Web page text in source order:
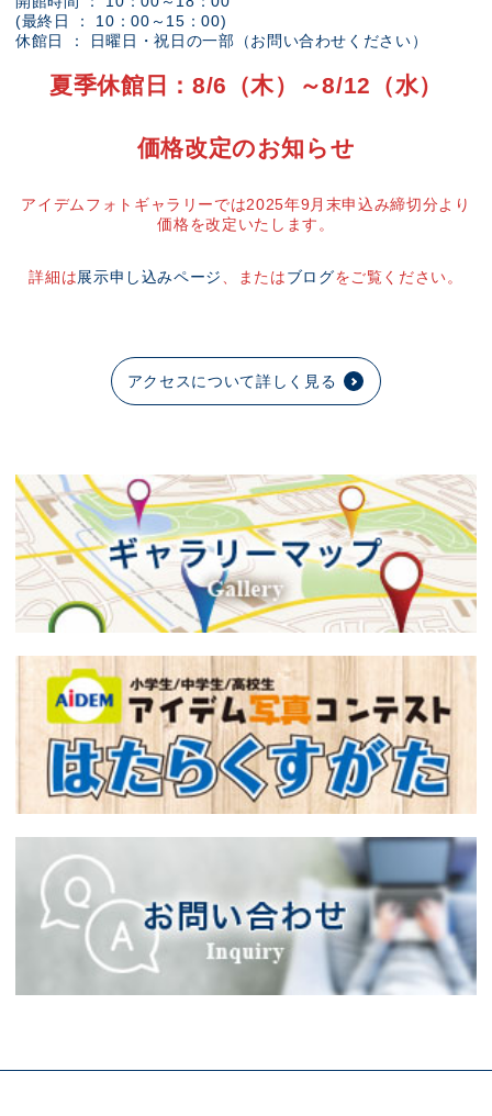
(最終日 ： 10：00～15：00)
休館日 ： 日曜日・祝日の一部（お問い合わせください）
夏季休館日：8/6（木）～8/12（水）
価格改定のお知らせ
アイデムフォトギャラリーでは2025年9月末申込み締切分より
価格を改定いたします。
詳細は展示申し込みページ 、またはブログをご覧ください。
アクセスについて詳しく見る